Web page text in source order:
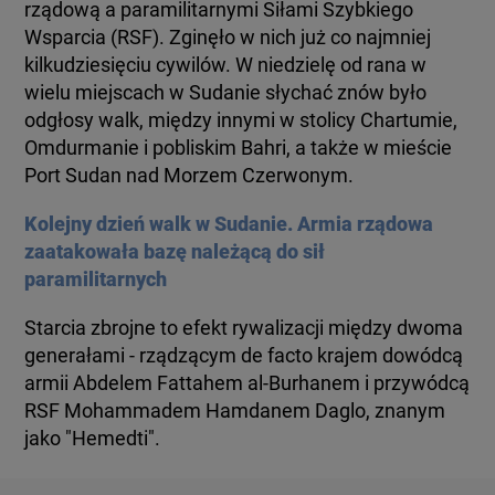
rządową a paramilitarnymi Siłami Szybkiego
Wsparcia (RSF). Zginęło w nich już co najmniej
kilkudziesięciu cywilów. W niedzielę od rana w
wielu miejscach w Sudanie słychać znów było
odgłosy walk, między innymi w stolicy Chartumie,
Omdurmanie i pobliskim Bahri, a także w mieście
Port Sudan nad Morzem Czerwonym.
Kolejny dzień walk w Sudanie. Armia rządowa
zaatakowała bazę należącą do sił
paramilitarnych
Starcia zbrojne to efekt rywalizacji między dwoma
generałami - rządzącym de facto krajem dowódcą
armii Abdelem Fattahem al-Burhanem i przywódcą
RSF Mohammadem Hamdanem Daglo, znanym
jako "Hemedti".
KUJAWSKO-POMORSKIE
LUBLIN
LUBUSKIE
OLSZTYN
RZESZÓW
SZCZECIN
TOTERAZ
OPINIE
ATAK ROSJI NA UKRAINĘ
SZKŁO KONTAKTOWE
PROGRAMY
RAPORTY